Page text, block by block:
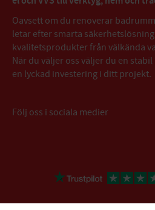
Oavsett om du renoverar
letar efter smarta
kvalitetsprodukter från välkända
När du väljer oss väljer du en
en lyckad investering i ditt projekt.
Följ oss i sociala medier